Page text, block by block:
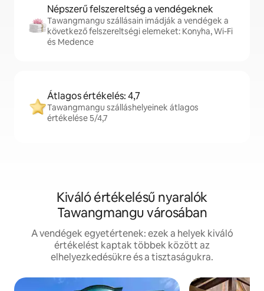
Népszerű felszereltség a vendégeknek
Tawangmangu szállásain imádják a vendégek a
következő felszereltségi elemeket: Konyha, Wi-Fi
és Medence
Átlagos értékelés: 4,7
Tawangmangu szálláshelyeinek átlagos
értékelése 5/4,7
Kiváló értékelésű nyaralók
Tawangmangu városában
A vendégek egyetértenek: ezek a helyek kiváló
értékelést kaptak többek között az
elhelyezkedésükre és a tisztaságukra.